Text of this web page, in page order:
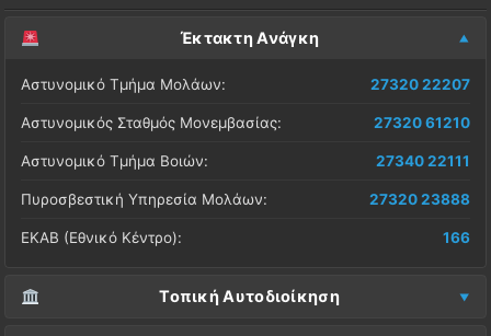
Έκτακτη Ανάγκη
Αστυνομικό Τμήμα Μολάων: 27320 22207
Αστυνομικός Σταθμός Μονεμβασίας: 27320 61210
Αστυνομικό Τμήμα Βοιών: 27340 22111
Πυροσβεστική Υπηρεσία Μολάων: 27320 23888
ΕΚΑΒ (Εθνικό Κέντρο): 166
Τοπική Αυτοδιοίκηση